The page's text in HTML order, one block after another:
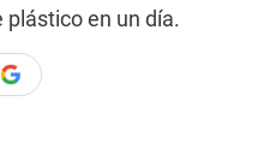
en un día.